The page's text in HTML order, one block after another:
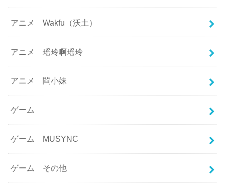
アニメ Wakfu（沃土）
アニメ 瑶玲啊瑶玲
アニメ 閰小妹
ゲーム
ゲーム MUSYNC
ゲーム その他